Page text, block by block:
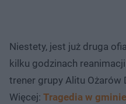
Niestety, jest już druga
kilku godzinach
trener grupy Alitu Ożarów
Więcej: Tragedia w